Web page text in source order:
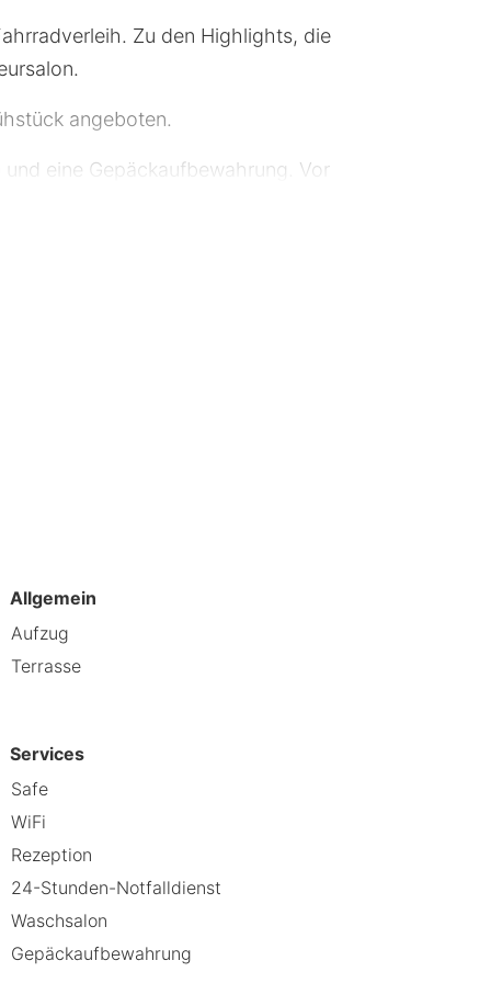
Zu den Highlights, die
angeboten.
eine Gepäckaufbewahrung. Vor
Toilettenartikel und
– 5,8 km St. Peter – 5,9 km
Wiesensee – 13,5 km
Nibelungenbrücke – 19,3 km
Furstenlager entfernt. Dieses
Allgemein
Aufzug
Terrasse
Services
Safe
WiFi
Rezeption
24-Stunden-Notfalldienst
Waschsalon
Gepäckaufbewahrung